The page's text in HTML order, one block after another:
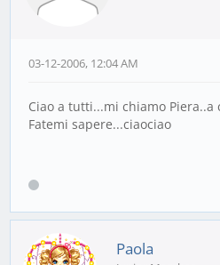
03-12-2006, 12:04 AM
Ciao a tutti...mi chiamo
Fatemi sapere...ciaociao
Paola